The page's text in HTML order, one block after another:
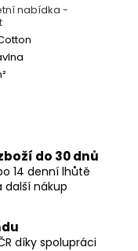
nabídka -
do 30 dnů
14 denní lhůtě
další nákup
díky spolupráci